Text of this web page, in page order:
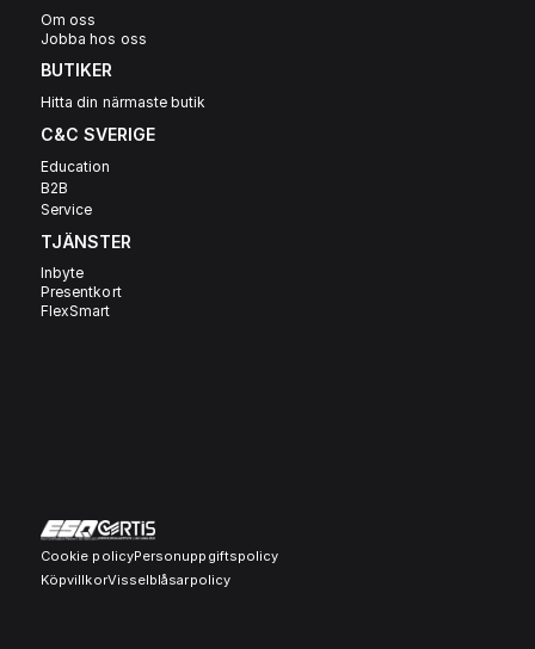
Om oss
Jobba hos oss
BUTIKER
Hitta din närmaste butik
C&C SVERIGE
Education
B2B
Service
TJÄNSTER
Inbyte
Presentkort
FlexSmart
Cookie policyPersonuppgiftspolicy
KöpvillkorVisselblåsarpolicy